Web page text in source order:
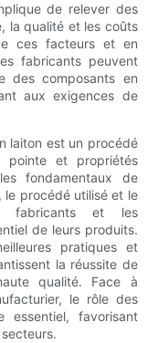
de relever des
la qualité et les coûts
ces facteurs et en
fabricants peuvent
des composants en
aux exigences de
laiton est un procédé
pointe et propriétés
fondamentaux de
le procédé utilisé et le
fabricants et les
de leurs produits.
pratiques et
la réussite de
qualité. Face à
le rôle des
essentiel, favorisant